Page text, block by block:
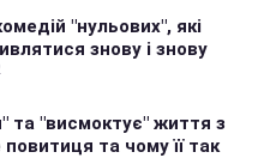
"нульових", які
знову і знову
та "висмоктує" життя з
та чому її так